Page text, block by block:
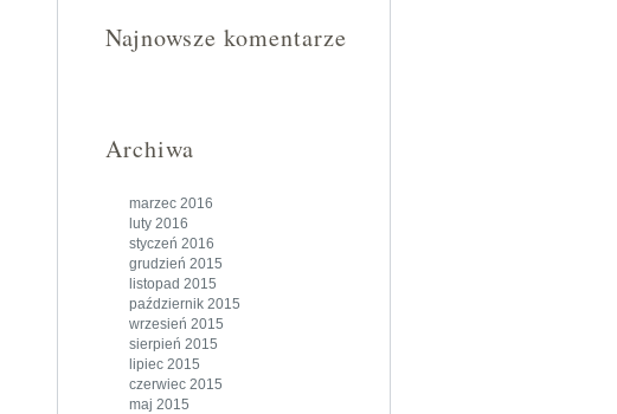
Najnowsze komentarze
Archiwa
marzec 2016
luty 2016
styczeń 2016
grudzień 2015
listopad 2015
październik 2015
wrzesień 2015
sierpień 2015
lipiec 2015
czerwiec 2015
maj 2015